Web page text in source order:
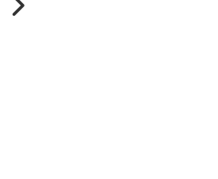
Próximo